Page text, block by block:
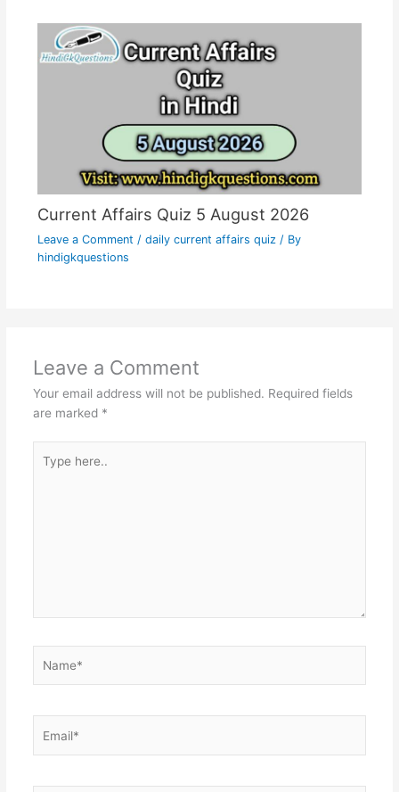
Current Affairs Quiz 5 August 2026
Leave a Comment / daily current affairs quiz / By
hindigkquestions
Leave a Comment
Your email address will not be published. Required fields
are marked *
here..